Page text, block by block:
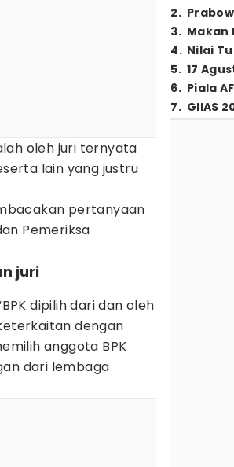
oleh juri ternyata
lain yang justru
pertanyaan
Pemeriksa
juri
dipilih dari dan oleh
dengan
anggota BPK
dari lembaga
2.
3. Makan
4. Nilai
5. 17
6. Piala
7. GIIAS